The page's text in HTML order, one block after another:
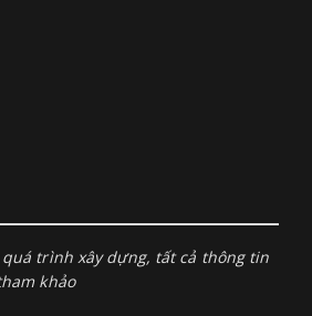
trình xây dựng, tất cả thông tin
khảo